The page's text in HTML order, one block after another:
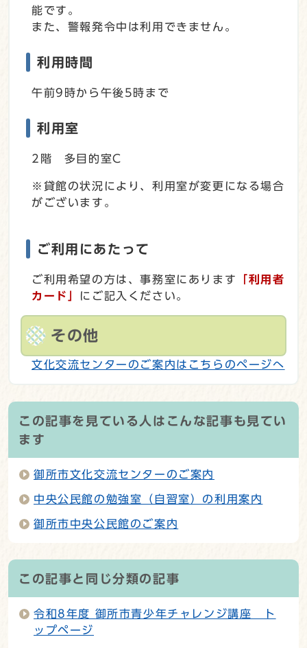
能です。
また、警報発令中は利用できません。
利用時間
午前9時から午後5時まで
利用室
2階 多目的室C
※貸館の状況により、利用室が変更になる場合
がございます。
ご利用にあたって
ご利用希望の方は、事務室にあります
「利用者
カード」 にご記入ください。
その他
文化交流センターのご案内はこちらのページへ
この記事を見ている人はこんな記事も見てい
ます
御所市文化交流センターのご案内
中央公民館の勉強室（自習室）の利用案内
御所市中央公民館のご案内
この記事と同じ分類の記事
令和8年度 御所市青少年チャレンジ講座 ト
ップページ